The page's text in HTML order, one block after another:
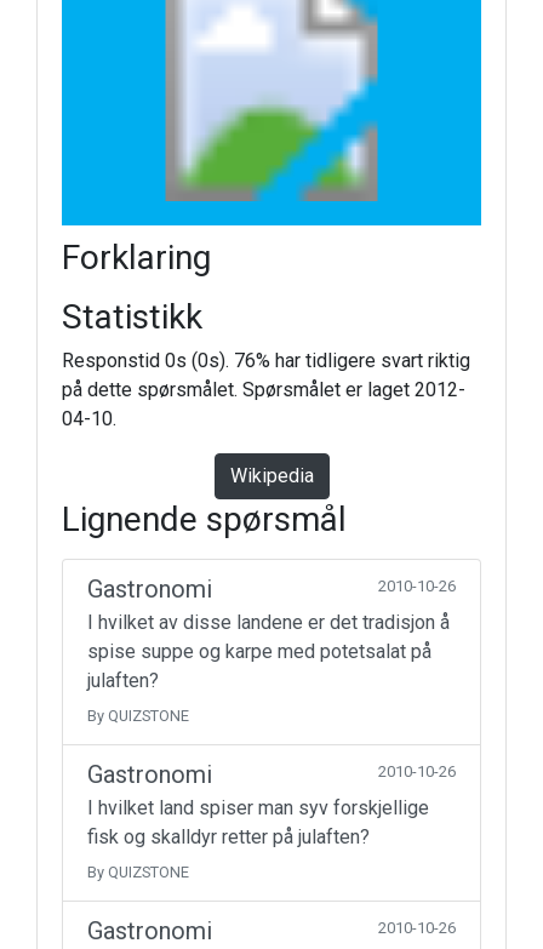
Forklaring
Statistikk
Responstid 0s (0s). 76% har tidligere svart riktig
på dette spørsmålet. Spørsmålet er laget 2012-
04-10.
Wikipedia
Lignende spørsmål
Gastronomi 2010-10-26
I hvilket av disse landene er det tradisjon å
spise suppe og karpe med potetsalat på
julaften?
By QUIZSTONE
Gastronomi 2010-10-26
I hvilket land spiser man syv forskjellige
fisk og skalldyr retter på julaften?
By QUIZSTONE
Gastronomi 2010-10-26